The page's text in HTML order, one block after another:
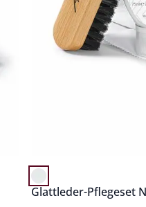
Glattleder-Pflegeset